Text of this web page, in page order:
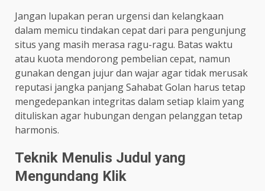
Jangan lupakan peran urgensi dan kelangkaan
dalam memicu tindakan cepat dari para pengunjung
situs yang masih merasa ragu-ragu. Batas waktu
atau kuota mendorong pembelian cepat, namun
gunakan dengan jujur dan wajar agar tidak merusak
reputasi jangka panjang Sahabat Golan harus tetap
mengedepankan integritas dalam setiap klaim yang
dituliskan agar hubungan dengan pelanggan tetap
harmonis.
Teknik Menulis Judul yang
Mengundang Klik